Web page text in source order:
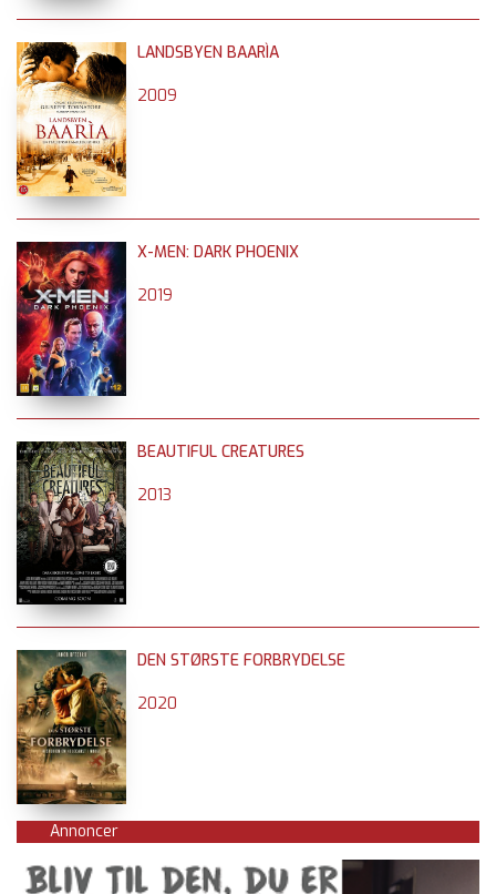
LANDSBYEN BAARÌA
2009
X-MEN: DARK PHOENIX
2019
BEAUTIFUL CREATURES
2013
DEN STØRSTE FORBRYDELSE
2020
Annoncer